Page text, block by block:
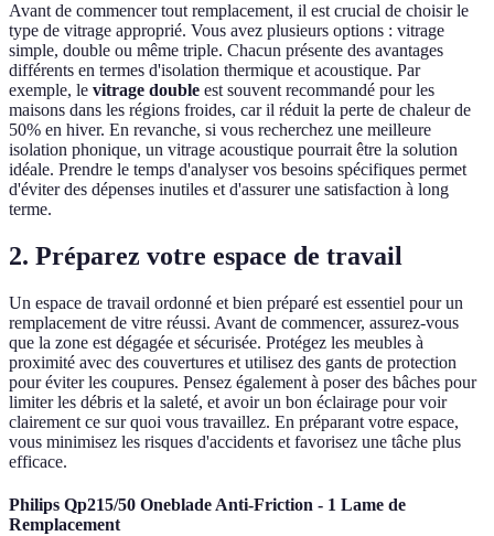
Avant de commencer tout remplacement, il est crucial de choisir le
type de vitrage approprié. Vous avez plusieurs options : vitrage
simple, double ou même triple. Chacun présente des avantages
différents en termes d'isolation thermique et acoustique. Par
exemple, le vitrage double est souvent recommandé pour les
maisons dans les régions froides, car il réduit la perte de chaleur de
50% en hiver. En revanche, si vous recherchez une meilleure
isolation phonique, un vitrage acoustique pourrait être la solution
idéale. Prendre le temps d'analyser vos besoins spécifiques permet
d'éviter des dépenses inutiles et d'assurer une satisfaction à long
terme.
2. Préparez votre espace de travail
Un espace de travail ordonné et bien préparé est essentiel pour un
remplacement de vitre réussi. Avant de commencer, assurez-vous
que la zone est dégagée et sécurisée. Protégez les meubles à
proximité avec des couvertures et utilisez des gants de protection
pour éviter les coupures. Pensez également à poser des bâches pour
limiter les débris et la saleté, et avoir un bon éclairage pour voir
clairement ce sur quoi vous travaillez. En préparant votre espace,
vous minimisez les risques d'accidents et favorisez une tâche plus
efficace.
Philips Qp215/50 Oneblade Anti-Friction - 1 Lame de
Remplacement